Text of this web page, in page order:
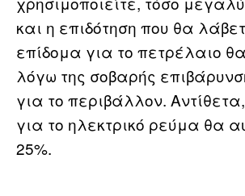
και η επιδότηση που θα
επίδομα για το πετρέλαιο
λόγω της σοβαρής
για το περιβάλλον.
για το ηλεκτρικό ρεύμα θα
25%.